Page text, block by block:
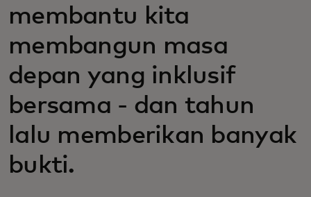
membantu kita
membangun masa
depan yang inklusif
bersama - dan tahun
lalu memberikan banyak
bukti.